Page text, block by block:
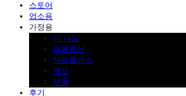
스토어
업소용
가정용
더 나노
레볼루션
제로플러스
큐브
부품
후기